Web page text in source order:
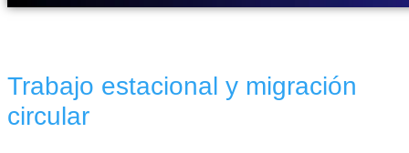
Trabajo estacional y migración
circular